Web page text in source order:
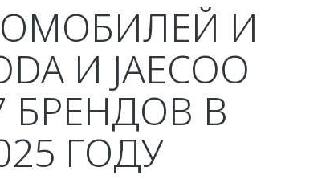
И
И JAECOO
В
ГОДУ